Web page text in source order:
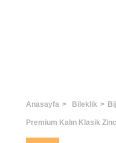
Anasayfa Bileklik
Premium Kalın Klasik